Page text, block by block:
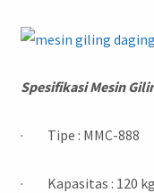
Spesifikasi Mesin
· Tipe : MMC-888
· Kapasitas : 120